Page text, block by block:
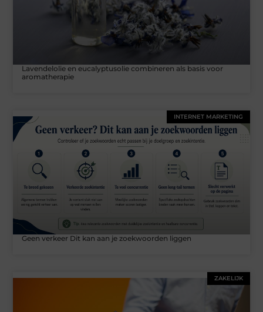
Lavendelolie en eucalyptusolie combineren als basis voor
aromatherapie
INTERNET MARKETING
Geen verkeer Dit kan aan je zoekwoorden liggen
ZAKELIJK